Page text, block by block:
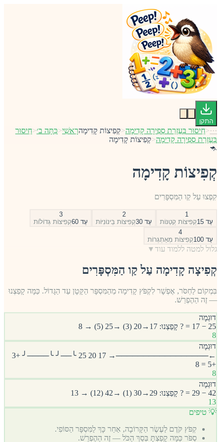
התקן
···
<חִיסוּר בְּעֶזְרַת סְפִירָה קָדִימָה<קְפִיצוֹת קָדִימָהרָאשִׁי<כִּתָּה ב׳<חִיסוּר
בְּעֶזְרַת סְפִירָה קָדִימָה<קְפִיצוֹת קָדִימָה
🦘
קְפִיצוֹת קָדִימָה
קִפְצוּ עַל קַו הַמִּסְפָּרִים
1
עַד 15
קְפִיצוֹת קְטַנּוֹת
2
עַד 30
קְפִיצוֹת בֵּינוֹנִיּוֹת
3
עַד 60
קְפִיצוֹת גְּדוֹלוֹת
4
עַד 100
קְפִיצוֹת מְאַתְגְּרוֹת
גלול למטה ללמוד עוד ▼
קְפִיצָה קָדִימָה עַל קַו הַמִּסְפָּרִים
בִּמְקוֹם לַחְסֹּר, אֶפְשָׁר לִקְפֹּץ קָדִימָה מֵהַמִּסְפָּר הַקָּטָן עַד הַגָּדוֹל. כַּמָּה קָפַצְנוּ
— זֶה הַהֶפְרֵשׁ.
דוּגְמָה
25 − 17 = ? קָפַצְנוּ: 17→20 (3) →25 (5) → 8
8
דוּגְמָה
←─────────────────→ 17 20 25 ╰──╯ ╰────╯ +3
+5 = 8
8
דוּגְמָה
42 − 29 = ? קָפַצְנוּ: 29→30 (1) →42 (12) → 13
13
💡 טיפים
קְפֹּץ קֹּדֶם לַעֶשֶׂר הַקָּרוֹבָה, אַחַר כָּךְ לַמִּסְפָּר הַסּוֹפִי.
סְפֹּר כַּמָּה קָפַצְתָּ בְּסַךְ הַכֹּל — זֶה הַהֶפְרֵשׁ.